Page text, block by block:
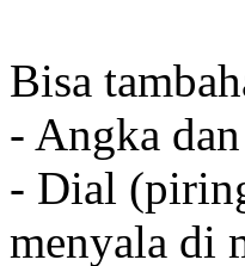
Bisa
- Angka
- Dial
menyala di